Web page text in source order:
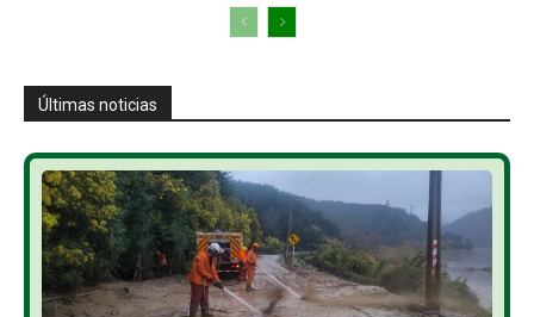
Últimas noticias